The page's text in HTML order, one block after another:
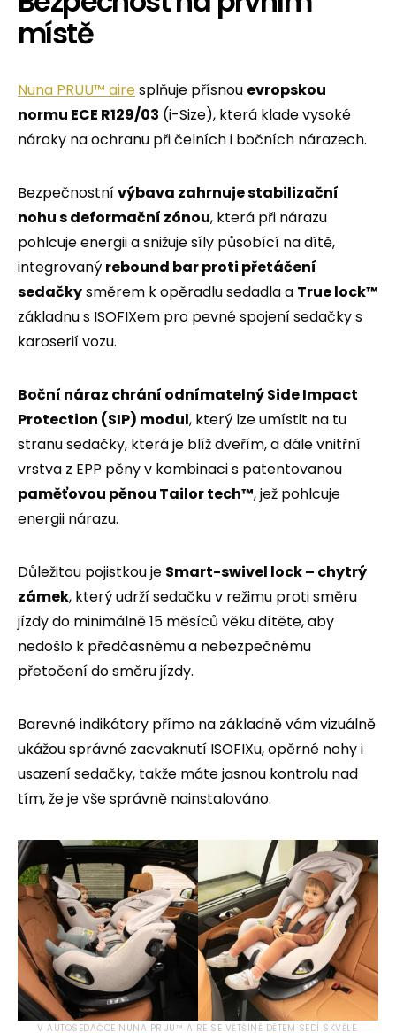
místě
Nuna PRUU™ airesplňuje přísnou evropskou
normu ECE R129/03 (i-Size), která klade vysoké
nároky na ochranu při čelních i bočních nárazech.
Bezpečnostnívýbava zahrnuje stabilizační
nohu s deformační zónou, která při nárazu
pohlcuje energii a snižuje síly působící na dítě,
integrovaný rebound bar proti přetáčení
sedačkysměrem k opěradlu sedadla a True lock™
základnu s ISOFIXem pro pevné spojení sedačky s
karoserií vozu.
Boční náraz chrání odnímatelný Side Impact
Protection (SIP) modul, který lze umístit na tu
stranu sedačky, která je blíž dveřím, a dále vnitřní
vrstva z EPP pěny v kombinaci s patentovanou
paměťovou pěnou Tailor tech™, jež pohlcuje
energii nárazu.
Důležitou pojistkou je Smart-swivel lock – chytrý
zámek, který udrží sedačku v režimu proti směru
jízdy do minimálně 15 měsíců věku dítěte, aby
nedošlo k předčasnému a nebezpečnému
přetočení do směru jízdy.
Barevné indikátory přímo na základně vám vizuálně
ukážou správné zacvaknutí ISOFIXu, opěrné nohy i
usazení sedačky, takže máte jasnou kontrolu nad
tím, že je vše správně nainstalováno.
V AUTOSEDAČCE NUNA PRUU™ AIRE SE VĚTŠINĚ DĚTEM SEDÍ SKVĚLE.